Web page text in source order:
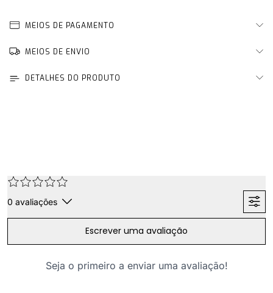
MEIOS DE PAGAMENTO
MEIOS DE ENVIO
DETALHES DO PRODUTO
0 avaliações
Escrever uma avaliação
Seja o primeiro a enviar uma avaliação!